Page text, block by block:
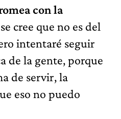
con la
cree que no es del
intentaré seguir
de la gente, porque
de servir, la
eso no puedo